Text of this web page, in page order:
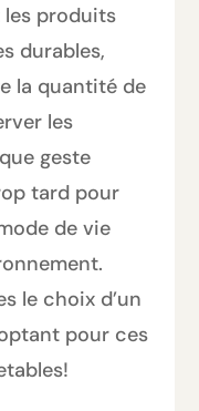
les produits
durables,
la quantité de
les
geste
tard pour
de vie
le choix d’un
pour ces